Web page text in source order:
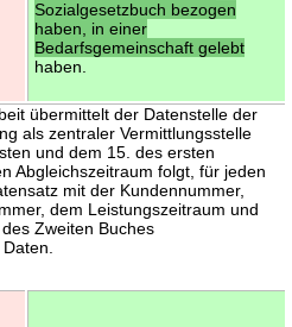
Sozialgesetzbuch bezogen
haben, in einer
Bedarfsgemeinschaft gelebt
haben.
übermittelt der Datenstelle der
als zentraler Vermittlungsstelle
und dem 15. des ersten
Abgleichszeitraum folgt, für jeden
mit der Kundennummer,
dem Leistungszeitraum und
Zweiten Buches